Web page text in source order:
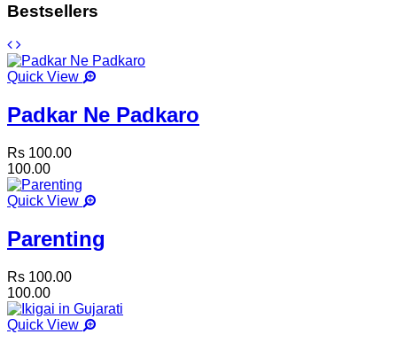
Bestsellers
Quick View
Padkar Ne Padkaro
Rs 100.00
100.00
Quick View
Parenting
Rs 100.00
100.00
Quick View